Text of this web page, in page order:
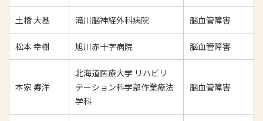
土橋 大基 滝川脳神経外科病院 脳血管障害
松本 幸樹 旭川赤十字病院 脳血管障害
本家 寿洋
北海道医療大学 リハビリ
テーション科学部作業療法
学科
脳血管障害